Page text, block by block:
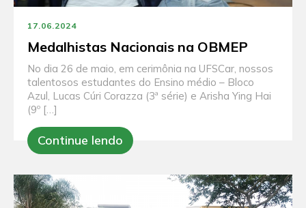
17.06.2024
Medalhistas Nacionais na OBMEP
No dia 26 de maio, em cerimônia na UFSCar, nossos
talentosos estudantes do Ensino médio – Bloco
Azul, Lucas Cúri Corazza (3ª série) e Arisha Ying Hai
(9º […]
Continue lendo